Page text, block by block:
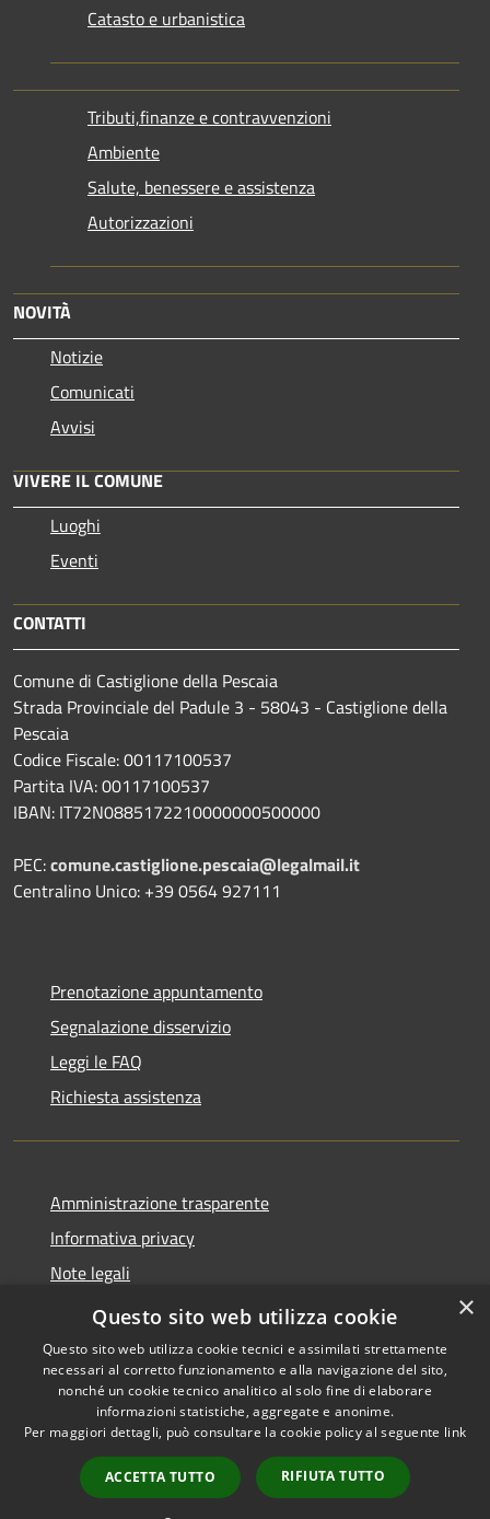
Catasto e urbanistica
Tributi,finanze e contravvenzioni
Ambiente
Salute, benessere e assistenza
Autorizzazioni
NOVITÀ
Notizie
Comunicati
Avvisi
VIVERE IL COMUNE
Luoghi
Eventi
CONTATTI
Comune di Castiglione della Pescaia
Strada Provinciale del Padule 3 - 58043 - Castiglione della
Pescaia
Codice Fiscale: 00117100537
Partita IVA: 00117100537
IBAN: IT72N0885172210000000500000
PEC:comune.castiglione.pescaia@legalmail.it
Centralino Unico: +39 0564 927111
Prenotazione appuntamento
Segnalazione disservizio
Leggi le FAQ
Richiesta assistenza
Amministrazione trasparente
Informativa privacy
Note legali
Dichiarazione di accessibilità
Accessibilità
Copyright © 2026 • Comune di
Castiglione della Pescaia •
Powered byMunicipium
Accesso redazione
×
Questo sito web utilizza cookie
Questo sito web utilizza cookie tecnici e assimilati strettamente
necessari al corretto funzionamento e alla navigazione del sito,
nonché un cookie tecnico analitico al solo fine di elaborare
informazioni statistiche, aggregate e anonime.
Per maggiori dettagli, può consultare la cookie policy al seguente link
ACCETTA TUTTO RIFIUTA TUTTO